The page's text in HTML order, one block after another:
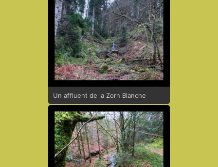
Un affluent de la Zorn Blanche